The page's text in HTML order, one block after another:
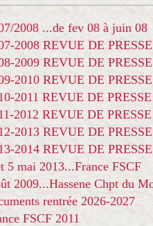
2008 ...de fev 08 à juin 08
2008 REVUE DE PRESSE
2009 REVUE DE PRESSE
2010 REVUE DE PRESSE
2011 REVUE DE PRESSE
2012 REVUE DE PRESSE
2013 REVUE DE PRESSE
2014 REVUE DE PRESSE
5 mai 2013...France FSCF
2009...Hassene Chpt du
rentrée 2026-2027
FSCF 2011